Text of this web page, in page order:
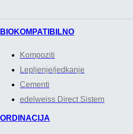
BIOKOMPATIBILNO
Kompoziti
Lepljenje/jedkanje
Cementi
edelweiss Direct Sistem
ORDINACIJA